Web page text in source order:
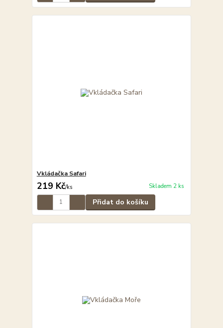
Vkládačka Safari
219 Kč/ks Skladem 2 ks
Přidat do košíku